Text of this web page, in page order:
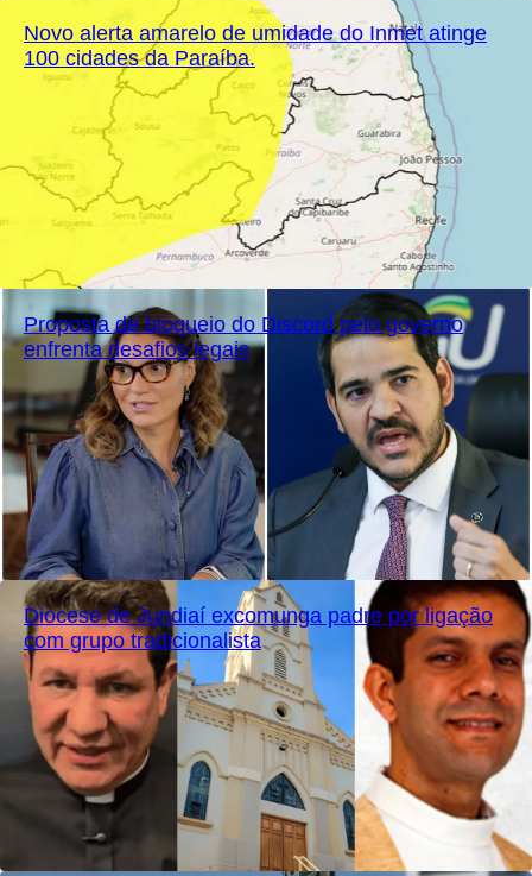
Novo alerta amarelo de umidade do Inmet atinge
100 cidades da Paraíba.
Proposta de bloqueio do Discord pelo governo
enfrenta desafios legais
Diocese de Jundiaí excomunga padre por ligação
com grupo tradicionalista